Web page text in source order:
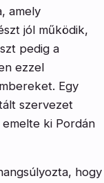
amely
jól működik,
pedig a
ezzel
Egy
szervezet
ki Pordán
hogy